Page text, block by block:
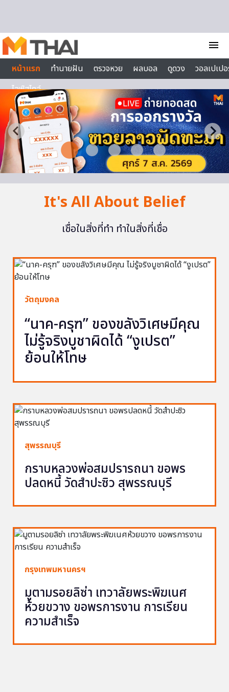
menu
หน้าแรก
ทำนายฝัน ตรวจหวย ผลบอล ดูดวง
วอลเปเป
ไลฟ์สไตล์
It's All About Belief
เชื่อในสิ่งที่ทำ ทำในสิ่งที่เชื่อ
วัตถุมงคล
“นาค-ครุฑ” ของขลังวิเศษมีคุณ
ไม่รู้จริงบูชาผิดได้ “งูเปรต”
ย้อนให้โทษ
สุพรรณบุรี
กราบหลวงพ่อสมปรารถนา ขอพร
ปลดหนี้ วัดสำปะซิว สุพรรณบุรี
กรุงเทพมหานครฯ
มูตามรอยลิซ่า เทวาลัยพระพิฆเนศ
ห้วยขวาง ขอพรการงาน การเรียน
ความสำเร็จ